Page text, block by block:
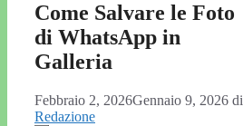
Come Salvare le Foto
di WhatsApp in
Galleria
Febbraio 2, 2026Gennaio 9, 2026 di
Redazione